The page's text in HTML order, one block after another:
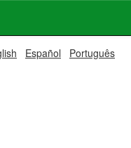
Español Português